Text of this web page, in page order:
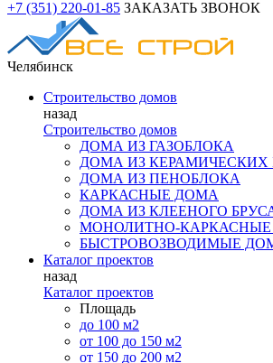
+7 (351) 220-01-85 ЗАКАЗАТЬ ЗВОНОК
Челябинск
Строительство домов
назад
Строительство домов
ДОМА ИЗ ГАЗОБЛОКА
ДОМА ИЗ КЕРАМИЧЕСКИХ
ДОМА ИЗ ПЕНОБЛОКА
КАРКАСНЫЕ ДОМА
ДОМА ИЗ КЛЕЕНОГО
МОНОЛИТНО-
БЫСТРОВОЗВОДИМЫЕ
Каталог проектов
назад
Каталог проектов
Площадь
до 100 м2
от 100 до 150 м2
от 150 до 200 м2